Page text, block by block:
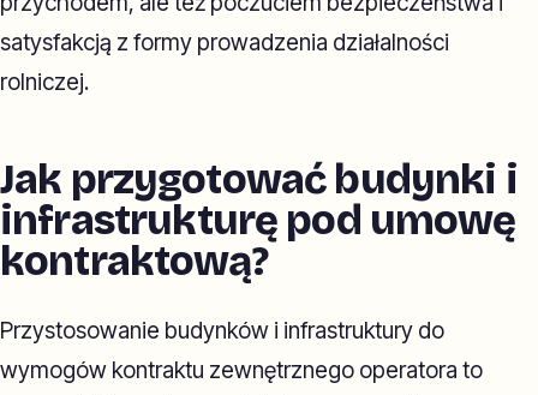
satysfakcją z formy prowadzenia działalności
rolniczej.
Jak przygotować budynki i
infrastrukturę pod umowę
kontraktową?
Przystosowanie budynków i infrastruktury do
wymogów kontraktu zewnętrznego operatora to